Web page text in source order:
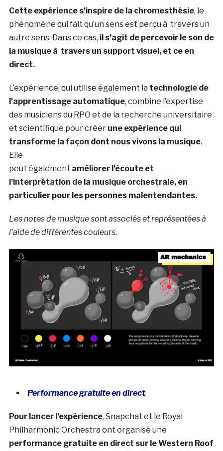
Cette expérience s’inspire de la chromesthésie, le
phénomène qui fait qu’un sens est perçu à travers un
autre sens. Dans ce cas, il s’agit de percevoir le son de
la musique à travers un support visuel, et ce en
direct.
L’expérience, qui utilise également la technologie de
l’apprentissage automatique, combine l’expertise
des musiciens du RPO et de la recherche universitaire
et scientifique pour créer une expérience qui
transforme la façon dont nous vivons la musique.
Elle
peut également améliorer l’écoute et
l’interprétation de la musique orchestrale, en
particulier pour les personnes malentendantes.
Les notes de musique sont associés et représentées à
l’aide de différentes couleurs.
Performance gratuite en direct
Pour lancer l’expérience, Snapchat et le Royal
Philharmonic Orchestra ont organisé une
performance gratuite en direct sur le Western Roof